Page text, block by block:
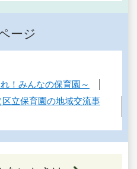
ージ
！みんなの保育園～
立保育園の地域交流事